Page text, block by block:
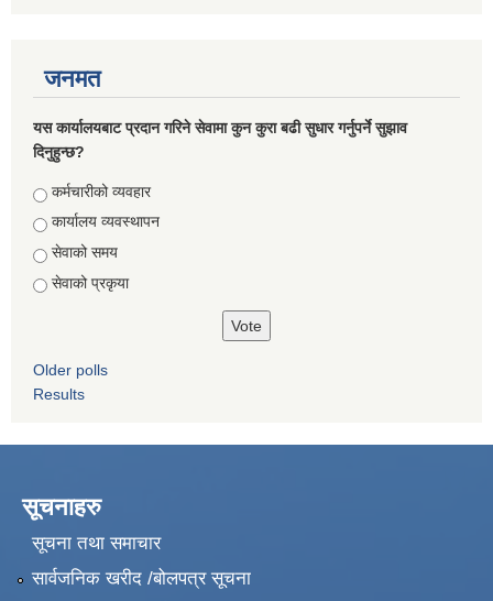
जनमत
यस कार्यालयबाट प्रदान गरिने सेवामा कुन कुरा बढी सुधार गर्नुपर्ने सुझाव
दिनुहुन्छ?
Choices
कर्मचारीको व्यवहार
कार्यालय व्यवस्थापन
सेवाको समय
सेवाको प्रकृया
Older polls
Results
सूचनाहरु
सूचना तथा समाचार
सार्वजनिक खरीद /बोलपत्र सूचना